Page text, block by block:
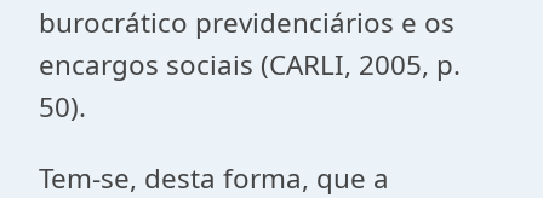
burocrático previdenciários e os
encargos sociais (CARLI, 2005, p.
50).
Tem-se, desta forma, que a